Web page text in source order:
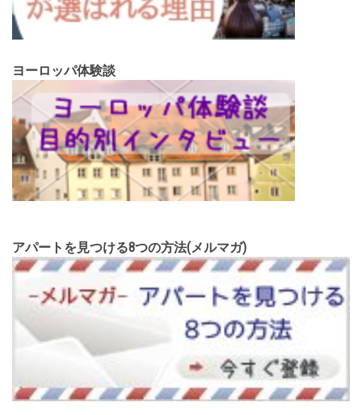
ヨーロッパ体験談
アパートを見つける8つの方法(メルマガ)